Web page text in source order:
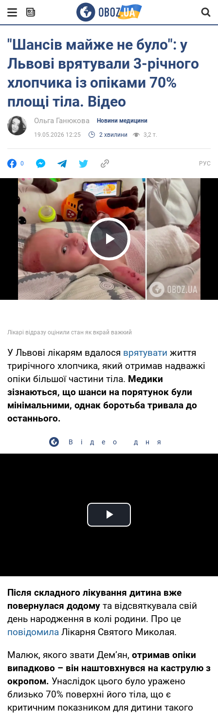
"Шансів майже не було": у
Львові врятували 3-річного
хлопчика із опіками 70%
площі тіла. Відео
Ольга Ганюкова Новини медицини
19.05.2026 12:25 2 хвилини 3,2 т.
0 РУС
Play Video
У Львові лікарям вдалося врятувати життя
трирічного хлопчика, який отримав надважкі
опіки більшої частини тіла. Медики
зізнаються, що шанси на порятунок були
мінімальними, однак боротьба тривала до
останнього.
Відео дня
Play Video
Після складного лікування дитина вже
повернулася додому та відсвяткувала свій
день народження в колі родини. Про це
повідомила Лікарня Святого Миколая.
Малюк, якого звати Дем’ян, отримав опіки
випадково – він наштовхнувся на каструлю з
окропом. Унаслідок цього було уражено
близько 70% поверхні його тіла, що є
критичним показником для дитини такого